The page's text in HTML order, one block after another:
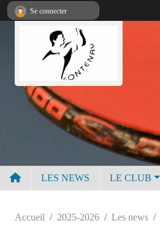
LES NEWS LE CLUB
Accueil 2025-2026 Les news
Se connecter
Panneau de gestion des cookies